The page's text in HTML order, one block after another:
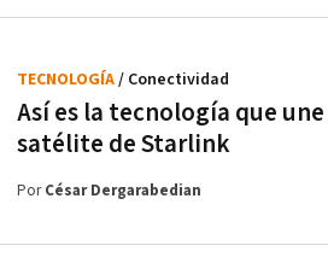
Así es la tecnología que
satélite de Starlink
TECNOLOGÍA/ Conectividad
PorCésar Dergarabedian